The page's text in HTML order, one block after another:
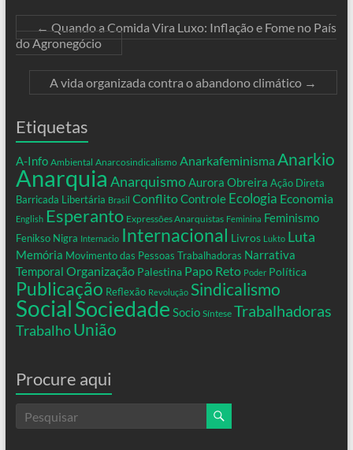
←Quando a Comida Vira Luxo: Inflação e Fome no País
do Agronegócio
A vida organizada contra o abandono climático →
Etiquetas
A-Info Ambiental Anarcosindicalismo Anarkafeminisma Anarkio
Anarquia AnarquismoAurora Obreira Ação Direta
Barricada Libertária Brasil ConflitoControle Ecologia Economia
English Esperanto Expressões Anarquistas Feminina Feminismo
Fenikso Nigra Internacio Internacional Livros Lukto Luta
Memória Movimento das Pessoas Trabalhadoras Narrativa
Temporal Organização Palestina Papo Reto Poder Política
Publicação Reflexão Revolução Sindicalismo
SocialSociedade Socio Síntese Trabalhadoras
Trabalho União
Procure aqui